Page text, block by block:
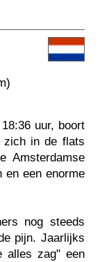
uur, boort
zich in de flats
Amsterdamse
en een enorme
nog steeds
pijn. Jaarlijks
alles zag" een